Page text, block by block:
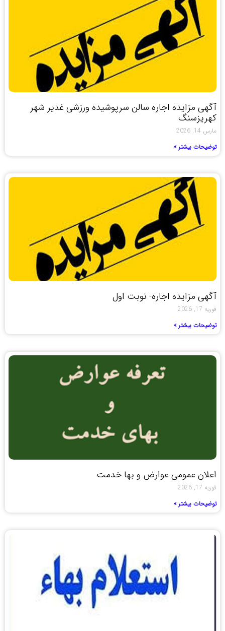
آگهی مزایده اجاره سالن سرپوشیده ورزشی غدیر شهر
کهریزسنگ
مارس 14, 2026
توضیحات بیشتر »
آگهی مزایده اجاره- نوبت اول
فوریه 17, 2026
توضیحات بیشتر »
اعلان عمومی عوارض و بها خدمت
فوریه 17, 2026
توضیحات بیشتر »